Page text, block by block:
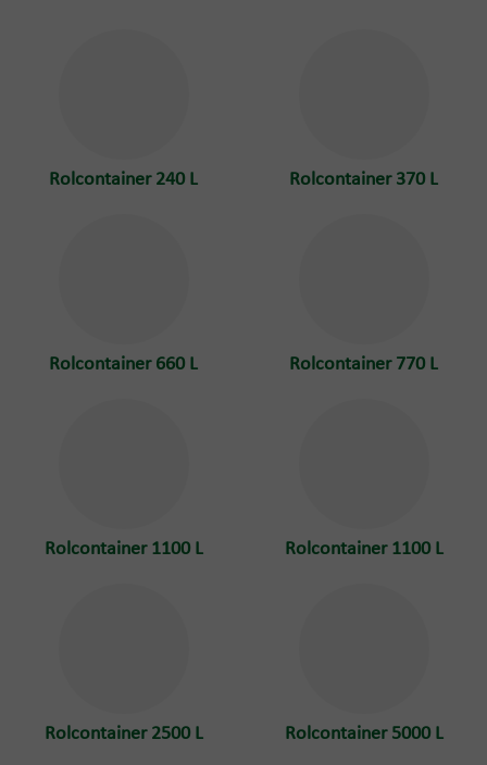
Rolcontainer 240 L Rolcontainer 370 L
Rolcontainer 660 L Rolcontainer 770 L
Rolcontainer 1100 L Rolcontainer 1100 L
Rolcontainer 2500 L Rolcontainer 5000 L